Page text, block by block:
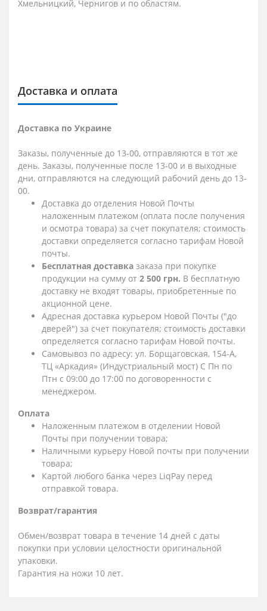
Хмельницкий, Чернигов и по областям.
Доставка и оплата
Доставка по Украине
Заказы, полученные до 13-00, отправляются в тот же
день. Заказы, полученные после 13-00 и в выходные
дни, отправляются на следующий рабочий день до 13-
00.
Доставка до отделения Новой Почты
наложенным платежом (оплата после получения
и осмотра товара) за счет покупателя; стоимость
доставки определяется согласно тарифам Новой
почты.
Бесплатная доставка заказа при покупке
продукции на сумму от 2 500 грн. В бесплатную
доставку не входят товары, приобретенные по
акционной цене.
Адресная доставка курьером Новой Почты ("до
дверей") за счет покупателя; стоимость доставки
определяется согласно тарифам Новой почты.
Самовывоз по адресу: ул. Борщаговская, 154-А,
ТЦ «Аркадия» (Индустриальный мост) С Пн по
Птн с 09:00 до 17:00 по договоренности с
менеджером.
Оплата
Наложенным платежом в отделении Новой
Почты при получении товара;
Наличными курьеру Новой почты при получении
товара;
Картой любого банка через LiqPay перед
отправкой товара.
Возврат/гарантия
Обмен/возврат товара в течение 14 дней с даты
покупки при условии целостности оригинальной
упаковки.
Гарантия на ножи 10 лет.